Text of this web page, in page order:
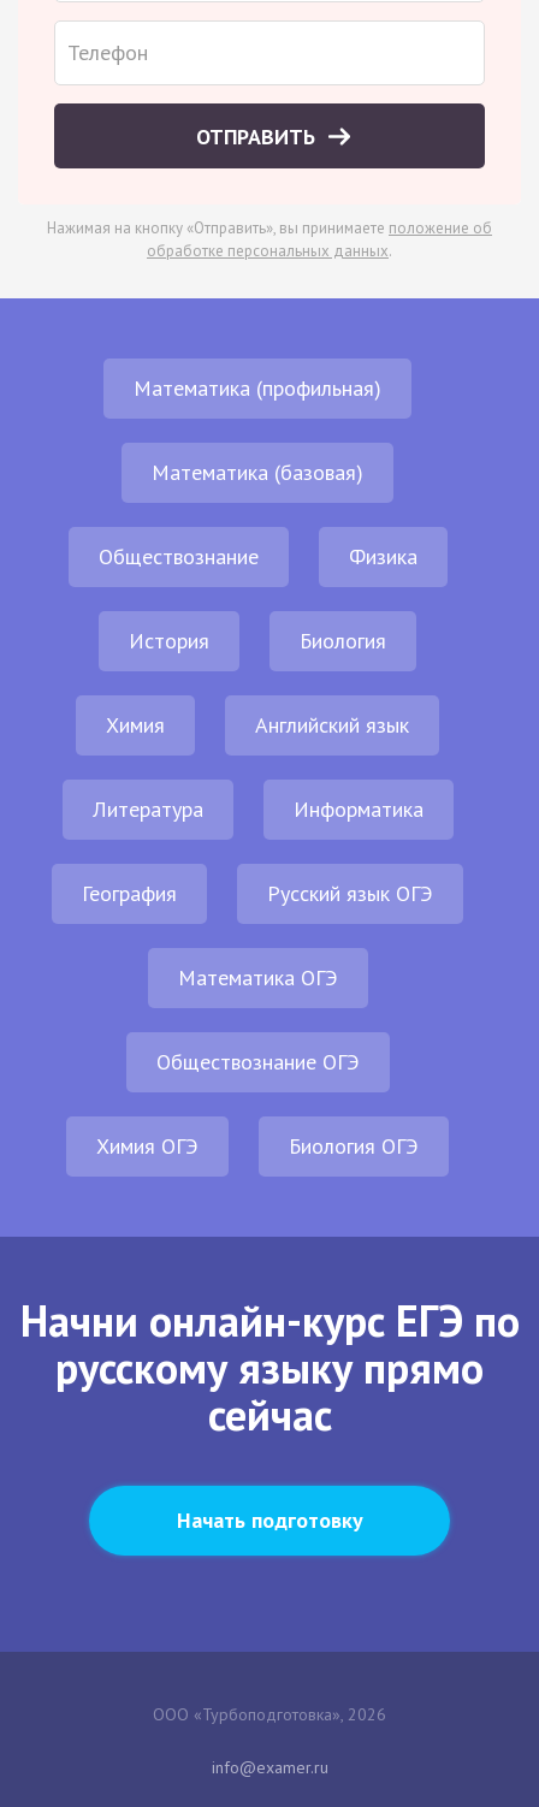
ОТПРАВИТЬ
Нажимая на кнопку «Отправить», вы принимаете положение об
обработке персональных данных.
Математика (профильная)
Математика (базовая)
Обществознание Физика
История Биология
Химия Английский язык
Литература Информатика
География Русский язык ОГЭ
Математика ОГЭ
Обществознание ОГЭ
Химия ОГЭ Биология ОГЭ
Начни онлайн-курс ЕГЭ по
русскому языку прямо
сейчас
Начать подготовку
ООО «Турбоподготовка», 2026